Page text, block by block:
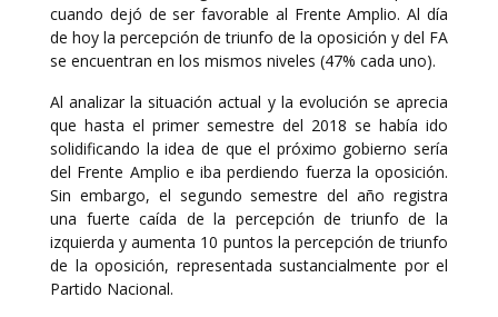
cuando dejó de ser favorable al Frente Amplio. Al día
de hoy la percepción de triunfo de la oposición y del FA
se encuentran en los mismos niveles (47% cada uno).
Al analizar la situación actual y la evolución se aprecia
que hasta el primer semestre del 2018 se había ido
solidificando la idea de que el próximo gobierno sería
del Frente Amplio e iba perdiendo fuerza la oposición.
Sin embargo, el segundo semestre del año registra
una fuerte caída de la percepción de triunfo de la
izquierda y aumenta 10 puntos la percepción de triunfo
de la oposición, representada sustancialmente por el
Partido Nacional.